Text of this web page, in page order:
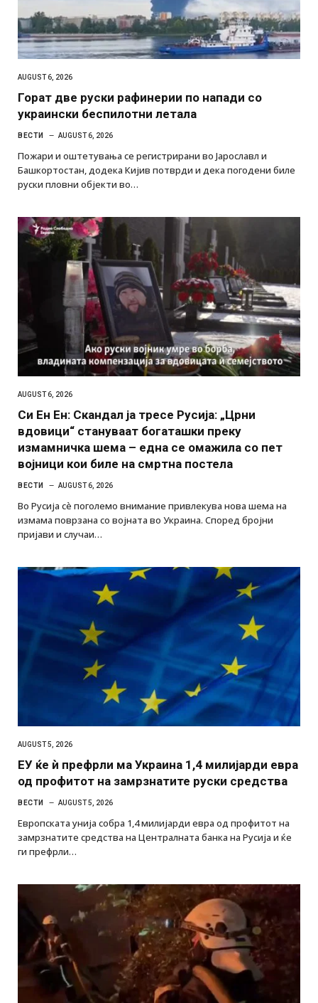
AUGUST 6, 2026
Горат две руски рафинерии по напади со
украински беспилотни летала
ВЕСТИ AUGUST 6, 2026
Пожари и оштетувања се регистрирани во Јарославл и
Башкортостан, додека Кијив потврди и дека погодени биле
руски пловни објекти во…
AUGUST 6, 2026
Си Ен Ен: Скандал ја тресе Русија: „Црни
вдовици“ стануваат богаташки преку
измамничка шема – една се омажила со пет
војници кои биле на смртна постела
ВЕСТИ AUGUST 6, 2026
Во Русија сè поголемо внимание привлекува нова шема на
измама поврзана со војната во Украина. Според бројни
пријави и случаи…
AUGUST 5, 2026
ЕУ ќе ѝ префрли ма Украина 1,4 милијарди евра
од профитот на замрзнатите руски средства
ВЕСТИ AUGUST 5, 2026
Европската унија собра 1,4 милијарди евра од профитот на
замрзнатите средства на Централната банка на Русија и ќе
ги префрли…